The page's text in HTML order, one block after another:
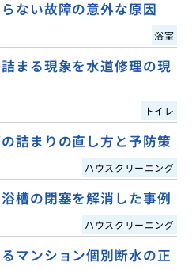
ない故障の意外な原因
浴室
まる現象を水道修理の現
トイレ
詰まりの直し方と予防策
ハウスクリーニング
槽の閉塞を解消した事例
ハウスクリーニング
マンション個別断水の正